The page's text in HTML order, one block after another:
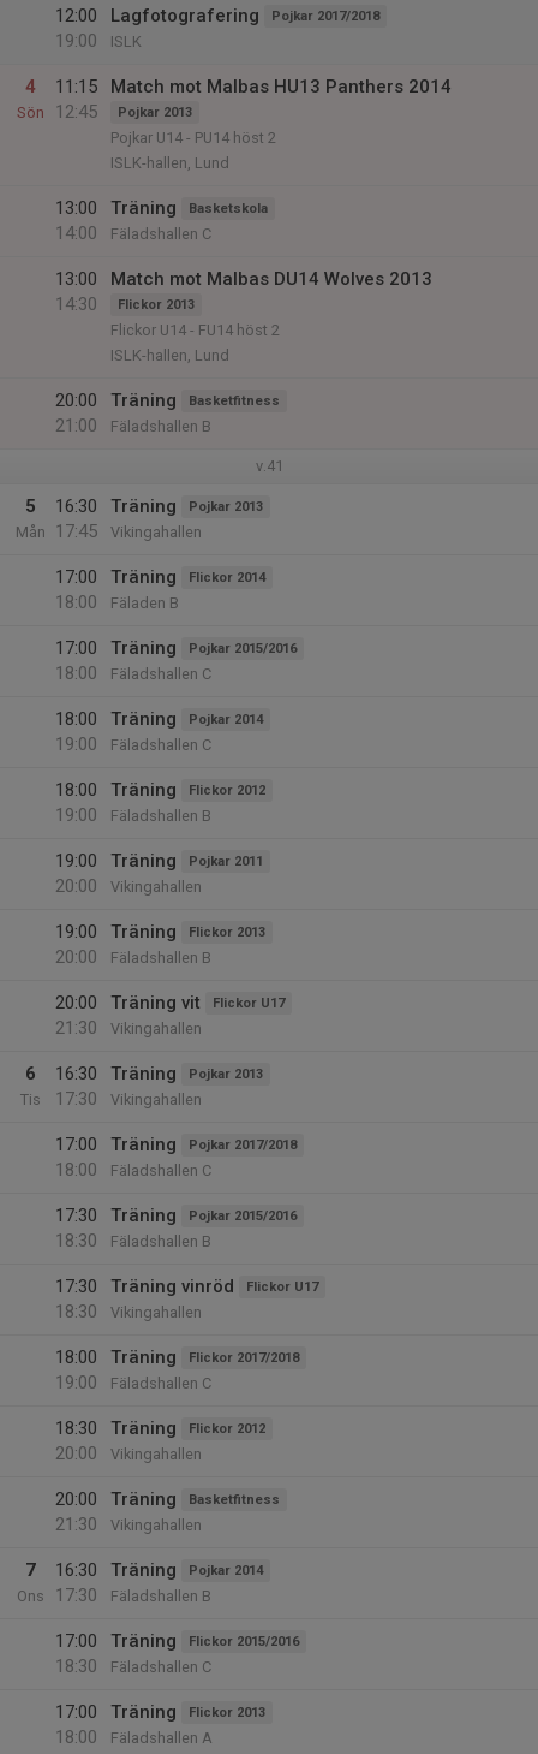
12:00
19:00
Lagfotografering Pojkar 2017/2018
ISLK
4
Sön
11:15
12:45
Match mot Malbas HU13 Panthers 2014
Pojkar 2013
Pojkar U14 - PU14 höst 2
ISLK-hallen, Lund
13:00
14:00
Träning Basketskola
Fäladshallen C
13:00
14:30
Match mot Malbas DU14 Wolves 2013
Flickor 2013
Flickor U14 - FU14 höst 2
ISLK-hallen, Lund
20:00
21:00
Träning Basketfitness
Fäladshallen B
v.41
5
Mån
16:30
17:45
Träning Pojkar 2013
Vikingahallen
17:00
18:00
Träning Flickor 2014
Fäladen B
17:00
18:00
Träning Pojkar 2015/2016
Fäladshallen C
18:00
19:00
Träning Pojkar 2014
Fäladshallen C
18:00
19:00
Träning Flickor 2012
Fäladshallen B
19:00
20:00
Träning Pojkar 2011
Vikingahallen
19:00
20:00
Träning Flickor 2013
Fäladshallen B
20:00
21:30
Träning vit Flickor U17
Vikingahallen
6
Tis
16:30
17:30
Träning Pojkar 2013
Vikingahallen
17:00
18:00
Träning Pojkar 2017/2018
Fäladshallen C
17:30
18:30
Träning Pojkar 2015/2016
Fäladshallen B
17:30
18:30
Träning vinröd Flickor U17
Vikingahallen
18:00
19:00
Träning Flickor 2017/2018
Fäladshallen C
18:30
20:00
Träning Flickor 2012
Vikingahallen
20:00
21:30
Träning Basketfitness
Vikingahallen
7
Ons
16:30
17:30
Träning Pojkar 2014
Fäladshallen B
17:00
18:30
Träning Flickor 2015/2016
Fäladshallen C
17:00
18:00
Träning Flickor 2013
Fäladshallen A